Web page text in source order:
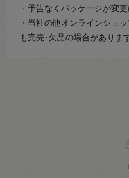
・予告なくパッケージが変
・当社の他オンラインショ
も完売･欠品の場合がありま